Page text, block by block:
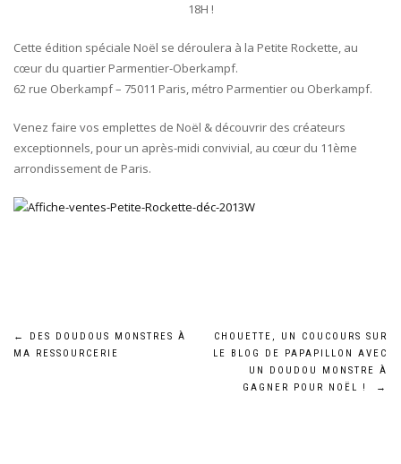
18H !
Cette édition spéciale Noël se déroulera à la Petite Rockette, au
cœur du quartier Parmentier-Oberkampf.
62 rue Oberkampf – 75011 Paris, métro Parmentier ou Oberkampf.
Venez faire vos emplettes de Noël & découvrir des créateurs
exceptionnels, pour un après-midi convivial, au cœur du 11ème
arrondissement de Paris.
Navigation
←
DES DOUDOUS MONSTRES À
MA RESSOURCERIE
CHOUETTE, UN COUCOURS SUR
LE BLOG DE PAPAPILLON AVEC
UN DOUDOU MONSTRE À
GAGNER POUR NOËL !
→